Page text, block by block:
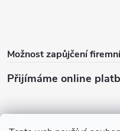
Možnost zapůjčení
Přijímáme online